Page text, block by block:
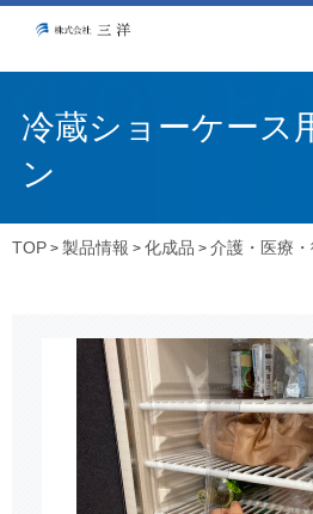
冷蔵ショーケース
ン
TOP >製品情報 >化成品 >介護・医療